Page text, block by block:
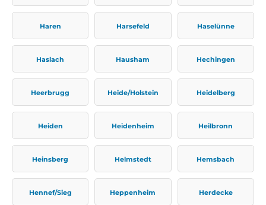
Haren Harsefeld Haselünne
Haslach Hausham Hechingen
Heerbrugg Heide/Holstein Heidelberg
Heiden Heidenheim Heilbronn
Heinsberg Helmstedt Hemsbach
Hennef/Sieg Heppenheim Herdecke